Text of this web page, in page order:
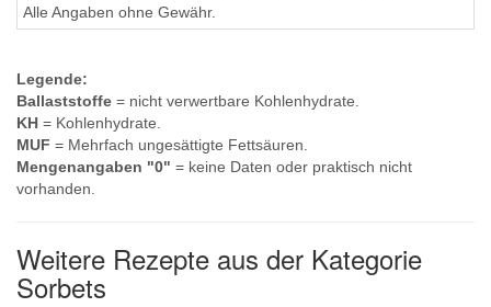
Alle Angaben ohne Gewähr.
Legende:
Ballaststoffe = nicht verwertbare Kohlenhydrate.
KH = Kohlenhydrate.
MUF = Mehrfach ungesättigte Fettsäuren.
Mengenangaben "0" = keine Daten oder praktisch nicht
vorhanden.
Weitere Rezepte aus der Kategorie
Sorbets